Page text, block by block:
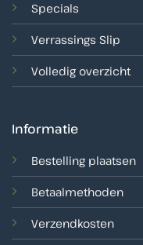
Specials
Verrassings Slip
Volledig overzicht
Informatie
Bestelling plaatsen
Betaalmethoden
Verzendkosten